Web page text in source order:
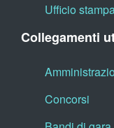
Ufficio
Collegamenti
Concorsi